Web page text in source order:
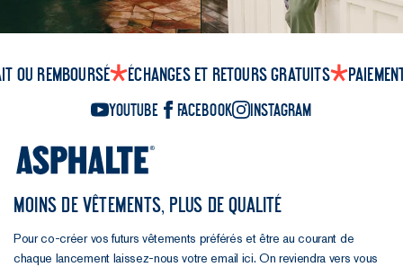
ou remboursé Échanges et retours gratuits
YouTube Facebook Instagram
MOINS DE VÊTEMENTS, PLUS DE QUALITÉ
Pour co-créer vos futurs vêtements préférés et être au courant de
chaque lancement laissez-nous votre email ici. On reviendra vers vous